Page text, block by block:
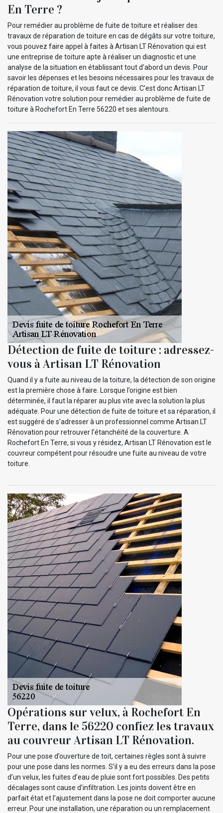
En Terre ?
Pour remédier au problème de fuite de toiture et réaliser des
travaux de réparation de toiture en cas de dégâts sur votre toiture,
vous pouvez faire appel à faites à Artisan LT Rénovation qui est
une entreprise de toiture apte à réaliser un diagnostic et une
analyse de la situation en établissant tout d’abord un devis. Pour
savoir les dépenses et les besoins nécessaires pour les travaux de
réparation de toiture, il vous faut ce devis. C’est donc Artisan LT
Rénovation votre solution pour remédier au problème de fuite de
toiture à Rochefort En Terre 56220 et ses alentours.
Détection de fuite de toiture : adressez-
vous à Artisan LT Rénovation
Quand il y a fuite au niveau de la toiture, la détection de son origine
est la première chose à faire. Lorsque l’origine est bien
déterminée, il faut la réparer au plus vite avec la solution la plus
adéquate. Pour une détection de fuite de toiture et sa réparation, il
est suggéré de s’adresser à un professionnel comme Artisan LT
Rénovation pour retrouver l’étanchéité de la couverture. A
Rochefort En Terre, si vous y résidez, Artisan LT Rénovation est le
couvreur compétent pour résoudre une fuite au niveau de votre
toiture.
Opérations sur velux, à Rochefort En
Terre, dans le 56220 confiez les travaux
au couvreur Artisan LT Rénovation.
Pour une pose d’ouverture de toit, certaines règles sont à suivre
pour une pose dans les normes. S’il y a eu des erreurs dans la pose
d’un velux, les fuites d’eau de pluie sont fort possibles. Des petits
décalages sont cause d’infiltration. Les joints doivent être en
parfait état et l’ajustement dans la pose ne doit comporter aucune
erreur. Pour une installation, une réparation ou un remplacement